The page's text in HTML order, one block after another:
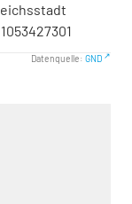
Datenquelle: GND